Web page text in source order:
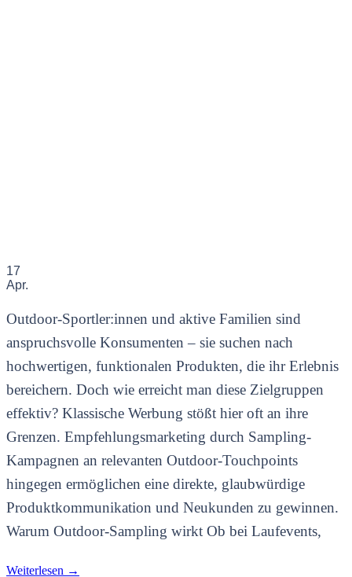
17
Apr.
Outdoor-Sportler:innen und aktive Familien sind
anspruchsvolle Konsumenten – sie suchen nach
hochwertigen, funktionalen Produkten, die ihr Erlebnis
bereichern. Doch wie erreicht man diese Zielgruppen
effektiv? Klassische Werbung stößt hier oft an ihre
Grenzen. Empfehlungsmarketing durch Sampling-
Kampagnen an relevanten Outdoor-Touchpoints
hingegen ermöglichen eine direkte, glaubwürdige
Produktkommunikation und Neukunden zu gewinnen.
Warum Outdoor-Sampling wirkt Ob bei Laufevents,
Weiterlesen →